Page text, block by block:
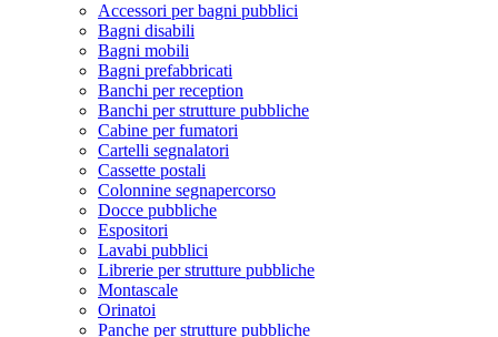
Accessori per bagni pubblici
Bagni disabili
Bagni mobili
Bagni prefabbricati
Banchi per reception
Banchi per strutture pubbliche
Cabine per fumatori
Cartelli segnalatori
Cassette postali
Colonnine segnapercorso
Docce pubbliche
Espositori
Lavabi pubblici
Librerie per strutture pubbliche
Montascale
Orinatoi
Panche per strutture pubbliche